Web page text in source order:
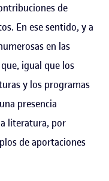
de
En ese sentido, y a
en las
igual que los
y los programas
presencia
literatura, por
de aportaciones